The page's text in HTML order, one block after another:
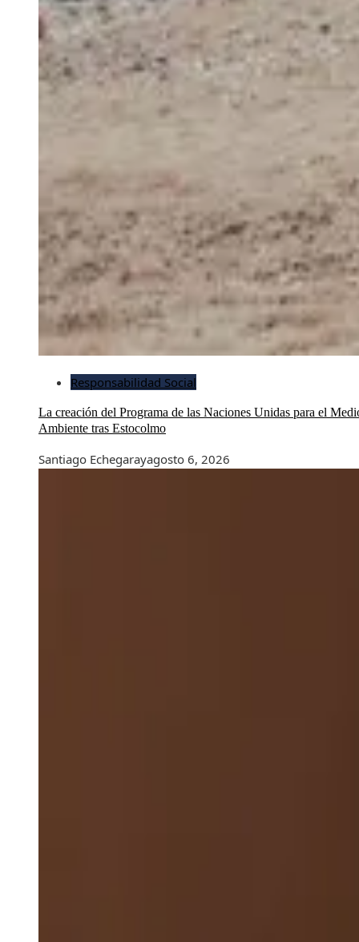
Responsabilidad Social
La creación del Programa de las Naciones Unidas para el
Ambiente tras Estocolmo
Santiago Echegarayagosto 6, 2026